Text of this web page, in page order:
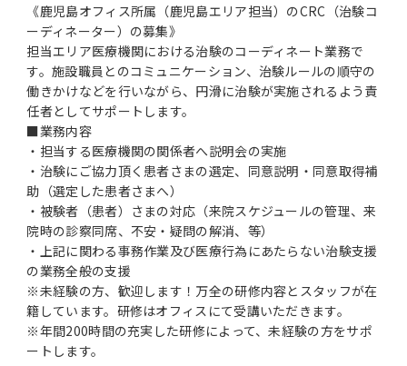
《鹿児島オフィス所属（鹿児島エリア担当）のCRC（治験コ
ーディネーター）の募集》
担当エリア医療機関における治験のコーディネート業務で
す。施設職員とのコミュニケーション、治験ルールの順守の
働きかけなどを行いながら、円滑に治験が実施されるよう責
任者としてサポートします。
■業務内容
・担当する医療機関の関係者へ説明会の実施
・治験にご協力頂く患者さまの選定、同意説明・同意取得補
助（選定した患者さまへ）
・被験者（患者）さまの対応（来院スケジュールの管理、来
院時の診察同席、不安・疑問の解消、等）
・上記に関わる事務作業及び医療行為にあたらない治験支援
の業務全般の支援
※未経験の方、歓迎します！万全の研修内容とスタッフが在
籍しています。研修はオフィスにて受講いただきます。
※年間200時間の充実した研修によって、未経験の方をサポ
ートします。